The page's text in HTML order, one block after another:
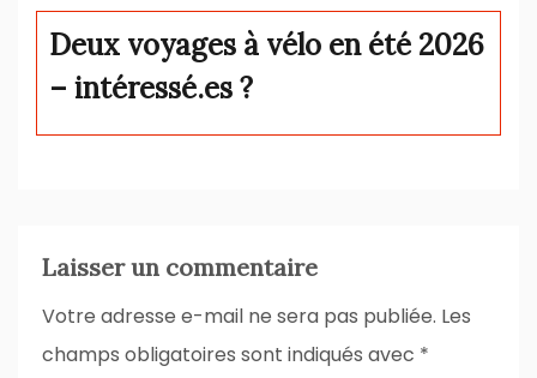
Deux voyages à vélo en été 2026
– intéressé.es ?
Laisser un commentaire
Votre adresse e-mail ne sera pas publiée. Les
champs obligatoires sont indiqués avec *